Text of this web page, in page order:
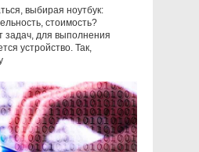
выбирая ноутбук:
стоимость?
задач, для выполнения
устройство. Так,